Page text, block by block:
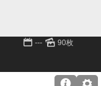
📅 --- 🌄 90枚